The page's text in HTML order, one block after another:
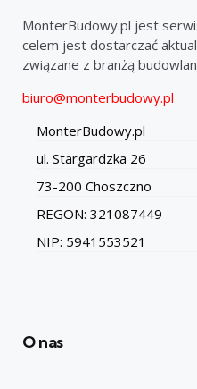
MonterBudowy.pl jest
celem jest dostarczać
związane z branżą
biuro@monterbudowy.pl
MonterBudowy.pl
ul. Stargardzka 26
73-200 Choszczno
REGON: 321087449
NIP: 5941553521
O nas